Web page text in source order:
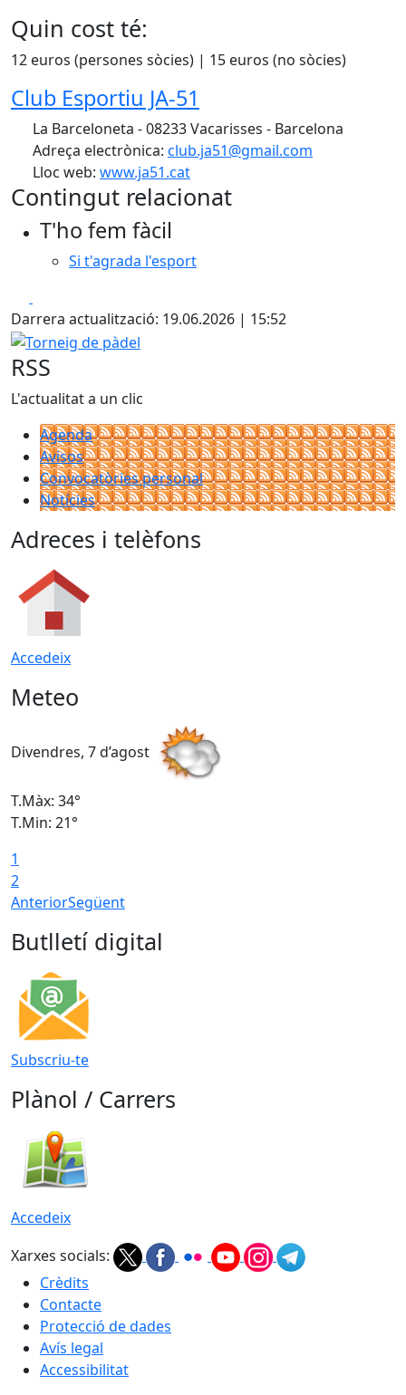
Quin cost té:
12 euros (persones sòcies) | 15 euros (no sòcies)
Club Esportiu JA-51
La Barceloneta - 08233 Vacarisses - Barcelona
Adreça electrònica: club.ja51@gmail.com
Lloc web: www.ja51.cat
Contingut relacionat
T'ho fem fàcil
Si t'agrada l'esport
Darrera actualització: 19.06.2026 | 15:52
Torneig de pàdel
RSS
L'actualitat a un clic
Agenda
Avisos
Convocatòries personal
Notícies
Adreces i telèfons
Accedeix
Meteo
Divendres, 7 d’agost
T.Màx: 34°
T.Min: 21°
1
2
AnteriorSegüent
Butlletí digital
Subscriu-te
Plànol / Carrers
Accedeix
Xarxes socials:
Crèdits
Contacte
Protecció de dades
Avís legal
Accessibilitat